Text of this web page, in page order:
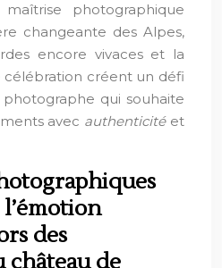
photographique
changeante des Alpes,
encore vivaces et la
célébration créent un défi
qui souhaite
avec authenticitéet
des
château de